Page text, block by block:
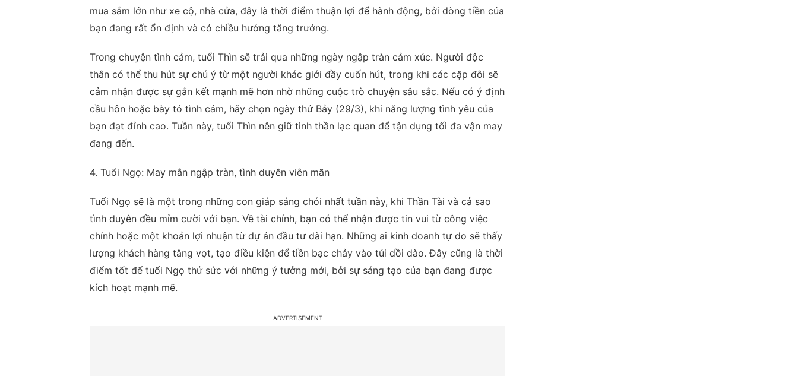
mua sắm lớn như xe cộ, nhà cửa, đây là thời điểm thuận lợi để hành động, bởi dòng tiền của
bạn đang rất ổn định và có chiều hướng tăng trưởng.
Trong chuyện tình cảm, tuổi Thìn sẽ trải qua những ngày ngập tràn cảm xúc. Người độc
thân có thể thu hút sự chú ý từ một người khác giới đầy cuốn hút, trong khi các cặp đôi sẽ
cảm nhận được sự gắn kết mạnh mẽ hơn nhờ những cuộc trò chuyện sâu sắc. Nếu có ý định
cầu hôn hoặc bày tỏ tình cảm, hãy chọn ngày thứ Bảy (29/3), khi năng lượng tình yêu của
bạn đạt đỉnh cao. Tuần này, tuổi Thìn nên giữ tinh thần lạc quan để tận dụng tối đa vận may
đang đến.
4. Tuổi Ngọ: May mắn ngập tràn, tình duyên viên mãn
Tuổi Ngọ sẽ là một trong những con giáp sáng chói nhất tuần này, khi Thần Tài và cả sao
tình duyên đều mỉm cười với bạn. Về tài chính, bạn có thể nhận được tin vui từ công việc
chính hoặc một khoản lợi nhuận từ dự án đầu tư dài hạn. Những ai kinh doanh tự do sẽ thấy
lượng khách hàng tăng vọt, tạo điều kiện để tiền bạc chảy vào túi dồi dào. Đây cũng là thời
điểm tốt để tuổi Ngọ thử sức với những ý tưởng mới, bởi sự sáng tạo của bạn đang được
kích hoạt mạnh mẽ.